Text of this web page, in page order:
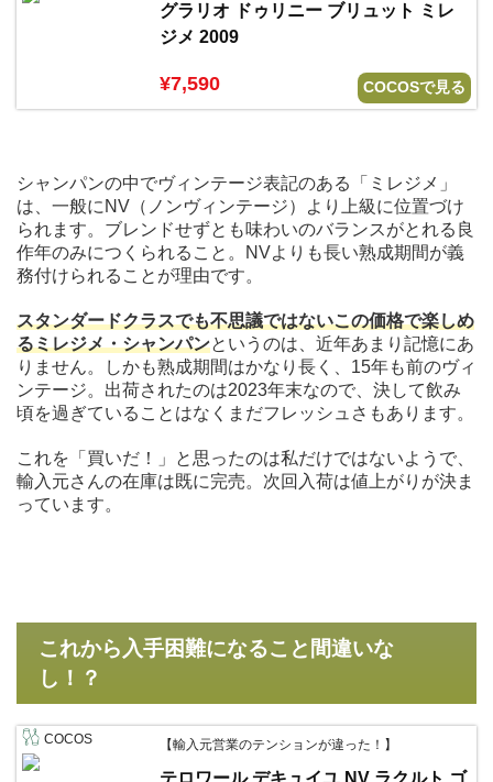
グラリオ ドゥリニー ブリュット ミレ
ジメ 2009
¥7,590 COCOSで見る
シャンパンの中でヴィンテージ表記のある「ミレジメ」
は、一般にNV（ノンヴィンテージ）より上級に位置づけ
られます。ブレンドせずとも味わいのバランスがとれる良
作年のみにつくられること。NVよりも長い熟成期間が義
務付けられることが理由です。
スタンダードクラスでも不思議ではないこの価格で楽しめ
るミレジメ・シャンパンというのは、近年あまり記憶にあ
りません。しかも熟成期間はかなり長く、15年も前のヴィ
ンテージ。出荷されたのは2023年末なので、決して飲み
頃を過ぎていることはなくまだフレッシュさもあります。
これを「買いだ！」と思ったのは私だけではないようで、
輸入元さんの在庫は既に完売。次回入荷は値上がりが決ま
っています。
これから入手困難になること間違いな
し！？
COCOS 【輸入元営業のテンションが違った！】